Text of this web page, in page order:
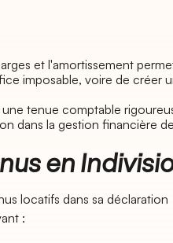
et l'amortissement
imposable, voire de créer
tenue comptable
dans la gestion financière de
en
locatifs dans sa déclaration
:​